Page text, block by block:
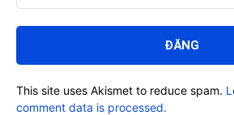
luận:
This site uses Akismet to reduce spam.
comment data is processed.